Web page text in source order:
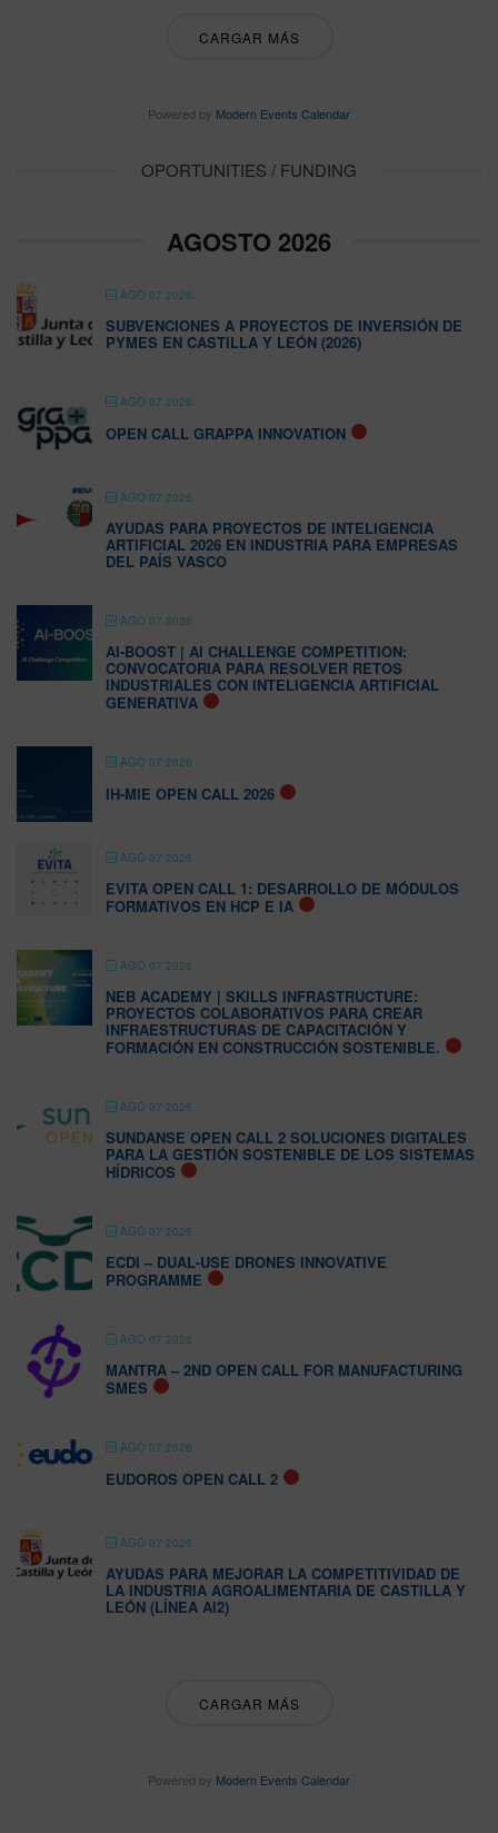
CARGAR MÁS
Powered by Modern Events Calendar
OPORTUNITIES / FUNDING
AGOSTO 2026
AGO 07 2026
SUBVENCIONES A PROYECTOS DE INVERSIÓN DE
PYMES EN CASTILLA Y LEÓN (2026)
AGO 07 2026
OPEN CALL GRAPPA INNOVATION
AGO 07 2026
AYUDAS PARA PROYECTOS DE INTELIGENCIA
ARTIFICIAL 2026 EN INDUSTRIA PARA EMPRESAS
DEL PAÍS VASCO
AGO 07 2026
AI-BOOST | AI CHALLENGE COMPETITION:
CONVOCATORIA PARA RESOLVER RETOS
INDUSTRIALES CON INTELIGENCIA ARTIFICIAL
GENERATIVA
AGO 07 2026
IH-MIE OPEN CALL 2026
AGO 07 2026
EVITA OPEN CALL 1: DESARROLLO DE MÓDULOS
FORMATIVOS EN HCP E IA
AGO 07 2026
NEB ACADEMY | SKILLS INFRASTRUCTURE:
PROYECTOS COLABORATIVOS PARA CREAR
INFRAESTRUCTURAS DE CAPACITACIÓN Y
FORMACIÓN EN CONSTRUCCIÓN SOSTENIBLE.
AGO 07 2026
SUNDANSE OPEN CALL 2 SOLUCIONES DIGITALES
PARA LA GESTIÓN SOSTENIBLE DE LOS SISTEMAS
HÍDRICOS
AGO 07 2026
ECDI – DUAL-USE DRONES INNOVATIVE
PROGRAMME
AGO 07 2026
MANTRA – 2ND OPEN CALL FOR MANUFACTURING
SMES
AGO 07 2026
EUDOROS OPEN CALL 2
AGO 07 2026
AYUDAS PARA MEJORAR LA COMPETITIVIDAD DE
LA INDUSTRIA AGROALIMENTARIA DE CASTILLA Y
LEÓN (LÍNEA AI2)
CARGAR MÁS
Powered by Modern Events Calendar